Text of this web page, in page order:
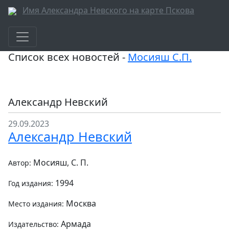
Имя Александра Невского на карте Пскова
Список всех новостей - Мосияш С.П.
Александр Невский
29.09.2023
Александр Невский
Автор: Мосияш, С. П.
Год издания: 1994
Место издания: Москва
Издательство: Армада